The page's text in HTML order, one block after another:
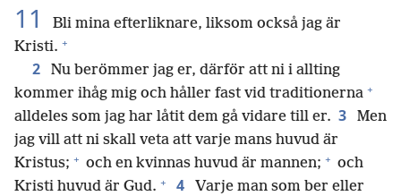
11
Bli mina efterliknare, liksom också jag är
Kristi. +
2
Nu berömmer jag er, därför att ni i allting
kommer ihåg mig och håller fast vid traditionerna +
alldeles som jag har låtit dem gå vidare till er. 3
Men
jag vill att ni skall veta att varje mans huvud är
Kristus; + och en kvinnas huvud är mannen; + och
Kristi huvud är Gud. + 4
Varje man som ber eller